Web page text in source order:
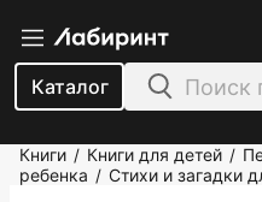
Каталог
Книги / Книги для детей /
ребенка / Стихи и загадки